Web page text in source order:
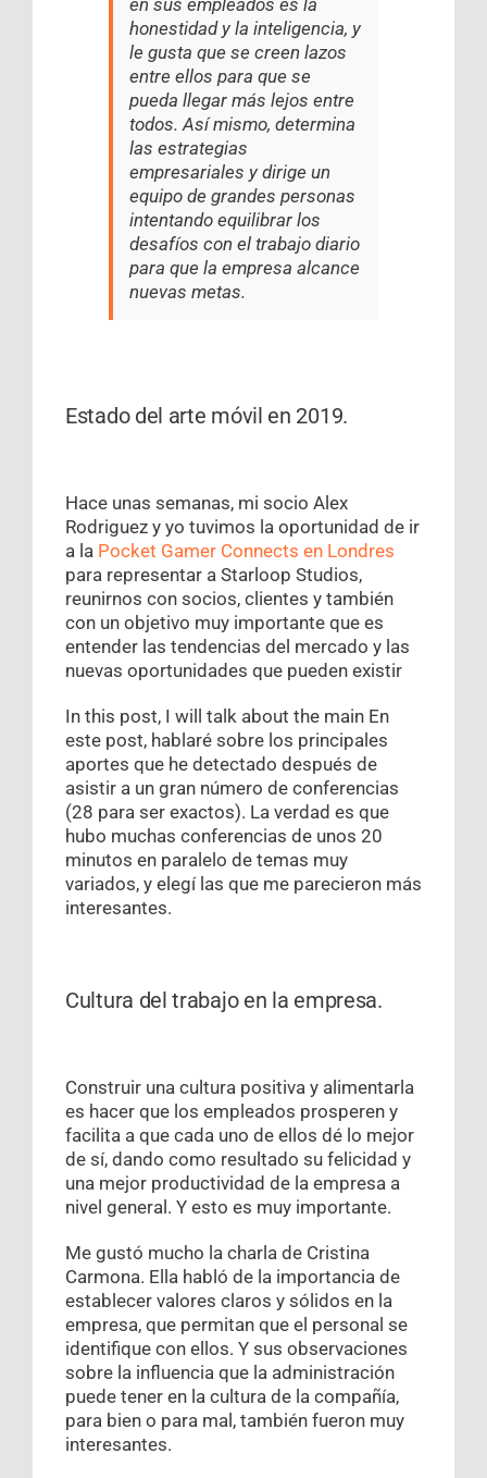
en sus empleados es la
honestidad y la inteligencia, y
le gusta que se creen lazos
entre ellos para que se
pueda llegar más lejos entre
todos. Así mismo, determina
las estrategias
empresariales y dirige un
equipo de grandes personas
intentando equilibrar los
desafíos con el trabajo diario
para que la empresa alcance
nuevas metas.
Estado del arte móvil en 2019.
Hace unas semanas, mi socio Alex
Rodriguez y yo tuvimos la oportunidad de ir
a la Pocket Gamer Connects en Londres
para representar a Starloop Studios,
reunirnos con socios, clientes y también
con un objetivo muy importante que es
entender las tendencias del mercado y las
nuevas oportunidades que pueden existir
In this post, I will talk about the main En
este post, hablaré sobre los principales
aportes que he detectado después de
asistir a un gran número de conferencias
(28 para ser exactos). La verdad es que
hubo muchas conferencias de unos 20
minutos en paralelo de temas muy
variados, y elegí las que me parecieron más
interesantes.
Cultura del trabajo en la empresa.
Construir una cultura positiva y alimentarla
es hacer que los empleados prosperen y
facilita a que cada uno de ellos dé lo mejor
de sí, dando como resultado su felicidad y
una mejor productividad de la empresa a
nivel general. Y esto es muy importante.
Me gustó mucho la charla de Cristina
Carmona. Ella habló de la importancia de
establecer valores claros y sólidos en la
empresa, que permitan que el personal se
identifique con ellos. Y sus observaciones
sobre la influencia que la administración
puede tener en la cultura de la compañía,
para bien o para mal, también fueron muy
interesantes.